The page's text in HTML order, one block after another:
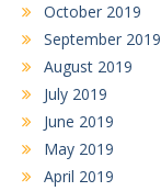
October 2019
September 2019
August 2019
July 2019
June 2019
May 2019
April 2019